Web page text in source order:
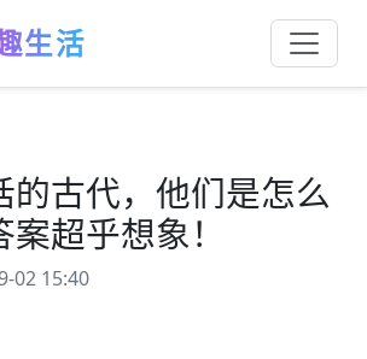
生活
的古代，他们是怎么
超乎想象！
02 15:40